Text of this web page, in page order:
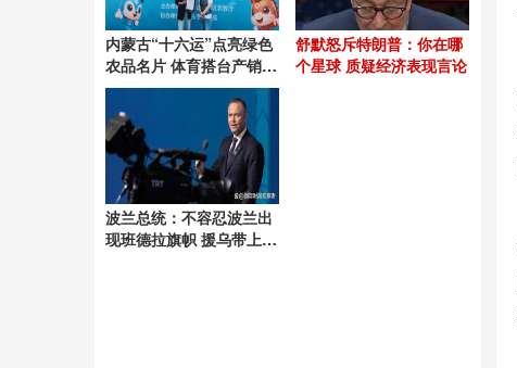
内蒙古“十六运”点亮绿色
农品名片 体育搭台产销赋
能
舒默怒斥特朗普：你在哪
个星球 质疑经济表现言论
波兰总统：不容忍波兰出
现班德拉旗帜 援乌带上价